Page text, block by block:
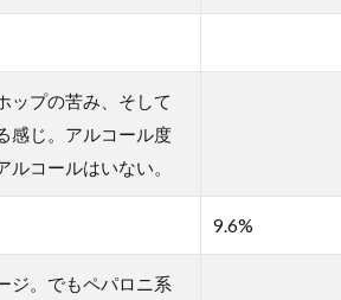
ップの苦み、そして
感じ。アルコール度
コールはいない。
9.6%
ジ。でもペパロニ系